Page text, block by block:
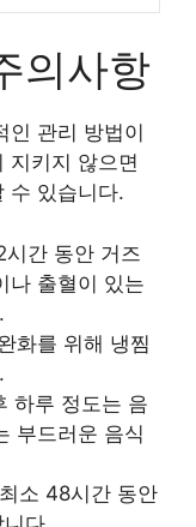
의사항
인 관리 방법이
지키지 않으면
수 있습니다.
간 동안 거즈
나 출혈이 있는
화를 위해 냉찜
하루 정도는 음
부드러운 음식
소 48시간 동안